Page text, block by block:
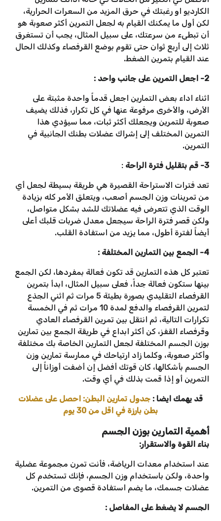
الكارديو او رغبتك في حرق المزيد من السعرات الحرارية،
لكن أول ما يمكنك القيام به لجعل التمرين أكثر صعوبة هو
أن تبطىء من سرعتك، على سبيل المثال، يجب أن تستغرق
ثلاث إلى أربع ثوان حتى تقوم بوضع القرفصاء وكذلك الحال
عند القيام بتمرين الضغط.
2- اجعل التمرين على جانب واحد :
اثناء اداء بعض التمارين اجعل قدماً واحدة مثبتة على
الأرض، والأخرى مرفوعة عنها في كل تكرار، فذلك يضيف
صعوبة للتمرين ويجعلك أكثر ثبات، مما سيؤدي هذا
التمرين المختلف إلى إشراك عضلات بطنك الجانبية في
التمرين.
3- قم بتقليل فترة الراحة :
تعد فترات الاستراحة القصيرة هي طريقة بسيطة لجعل أي
من تمرينات وزن الجسم أصعب، ويتعلق الأمر كله بزيادة
الوقت الذي تتعرض فيه عضلاتك للشد بشكل متواصل،
ولكن قصر فترة الراحة سيجعل معدل ضربات قلبك أعلى
أيضاً لفترة أطول، مما يزيد من استفادة القلب.
4- الجمع بين التمارين المختلفة :
تعتبر كل هذه التمارين قد تكون فعالة بمفردها، لكن الجمع
بينها ستكون فعالة جداً، فعلى سبيل المثال، ابدأ بتمرين
القرفصاء التقليدي بصورة بطيئة 5 مرات ثم اثني الجذع
لتمرين القرفصاء والدفع لمدة 10 مرات ثم في الخمسة
تكرارات التالية، ثم انتقل بين تمرين القرفصاء العادي
وقرفصاء القفز، كن أكثر ابداع في طريقة الجمع بين تمارين
بوزن الجسم المختلفة لجعل التمارين الخاصة بك مختلفة
وأكثر صعوبة، وكلما زاد ارتياحك في ممارسة تمارين وزن
الجسم بأشكالها، كان قوتك أفضل إن أضفت أوزاناً إلى
التمرين أو إذا قمت بذلك في أي وقت.
قد يهمك ايضا : جدول تمارين البطن: احصل على عضلات
بطن بارزة في اقل من 30 يوم
أهمية التمارين بوزن الجسم
بناء القوة والاستقرار:
عند استخدام معدات الرياضة، فأنت تمرن مجموعة عضلية
واحدة، ولكن باستخدام وزن الجسم، فإنك تستخدم كل
عضلات جسمك، ما يضم استفادة قصوى من التمرين.
الجسم لا يضغط على المفاصل :